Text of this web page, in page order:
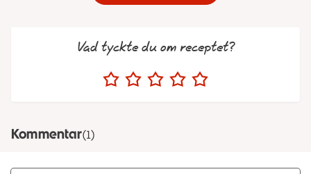
Vad tyckte du om receptet?
Kommentar(1)